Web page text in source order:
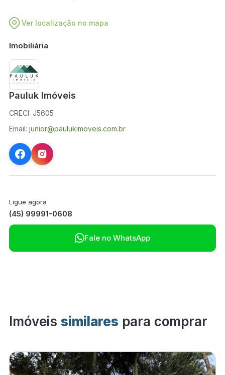
Ver localização no mapa
Imobiliária
Pauluk Imóveis
CRECI: J5605
Email: junior@paulukimoveis.com.br
Ligue agora
(45) 99991-0608
Fale no WhatsApp
Imóveis similares para comprar